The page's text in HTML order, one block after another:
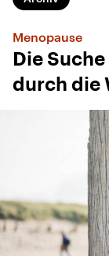
Menopause
Die
durch die